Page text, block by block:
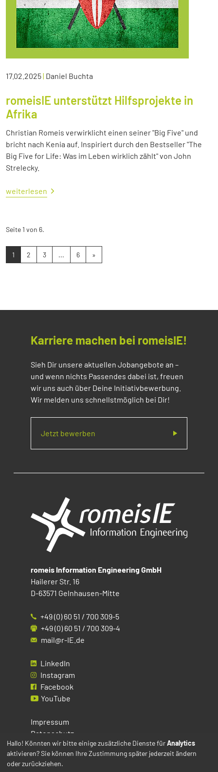
17.02.2025| Daniel Buchta
romeisIE unterstützt Hilfsprojekte in
Afrika
Christian Romeis verwirklicht einen seiner "Big Five" und
bricht nach Kenia auf. Inspiriert durch den Bestseller "The
Big Five for Life: Was im Leben wirklich zählt" von John
Strelecky.
weiterlesen
Seite 1 von 6.
1 2 3 ... 6 »
Karriere machen bei romeisIE!
Sieh Dir unsere aktuellen Jobangebote an –
und wenn nichts Passendes dabei ist, freuen
wir uns auch über Deine Initiativbewerbung.
Wir melden uns schnellstmöglich bei Dir!
Jetzt bewerben
romeis Information Engineering GmbH
Hailerer Str. 16
D-63571 Gelnhausen-Mitte
+49 (0) 60 51 / 700 309-5
+49 (0) 60 51 / 700 309-4
mail@r-IE.de
LinkedIn
Instagram
Facebook
YouTube
Impressum
Datenschutz
Cookies
Hallo! Könnten wir bitte einige zusätzliche Dienste fürAnalytics
aktivieren? Sie können Ihre Zustimmung später jederzeit ändern
oder zurückziehen.